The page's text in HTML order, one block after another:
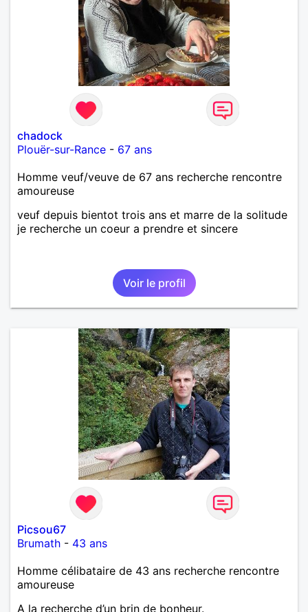
m’éprenez pas Mesdames, si une personne que
j’aime me trahit une fois, il n’y aura pas de seconde
chance et je l’effacerai à « vitam eternam ».
Néanmoins, je suis un tout petit peu maniaque ainsi
qu’impatient. J’essaye de faire des efforts. Rien de
bien dramatique ! Du moins je le pense……Je suis un
homme facile à vivre. À vous si vous le souhaitez,
d’apprendre à me connaître davantage. J’en serai
ravi….A très bientôt je l’espère.
chadock
Plouër-sur-Rance - 67 ans
Homme veuf/veuve de 67 ans recherche rencontre
amoureuse
veuf depuis bientot trois ans et marre de la solitude
je recherche un coeur a prendre et sincere
Voir le profil
Picsou67
Brumath - 43 ans
Homme célibataire de 43 ans recherche rencontre
amoureuse
A la recherche d’un brin de bonheur.